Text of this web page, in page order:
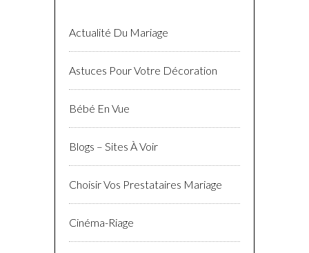
Actualité Du Mariage
Astuces Pour Votre Décoration
Bébé En Vue
Blogs – Sites À Voir
Choisir Vos Prestataires Mariage
Cinéma-Riage